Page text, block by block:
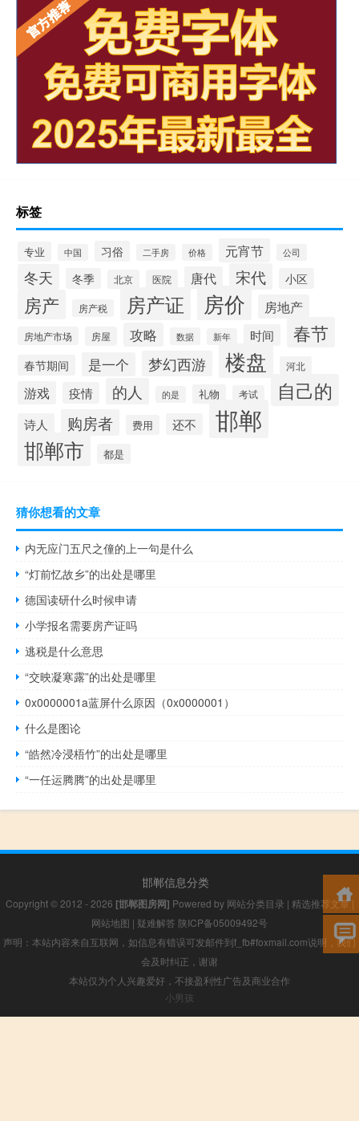
标签
专业 中国 习俗 二手房 价格 元宵节 公司
冬天 冬季 北京 医院 唐代 宋代 小区
房产 房产税 房产证 房价 房地产
房地产市场 房屋 攻略 数据 新年 时间 春节
春节期间 是一个 梦幻西游 楼盘 河北
游戏 疫情 的人 的是 礼物 考试 自己的
诗人 购房者 费用 还不 邯郸
邯郸市 都是
猜你想看的文章
内无应门五尺之僮的上一句是什么
“灯前忆故乡”的出处是哪里
德国读研什么时候申请
小学报名需要房产证吗
逃税是什么意思
“交映凝寒露”的出处是哪里
0x0000001a蓝屏什么原因（0x0000001）
什么是图论
“皓然冷浸梧竹”的出处是哪里
“一任运腾腾”的出处是哪里
邯郸信息分类
Copyright © 2012 - 2026 [邯郸图房网] Powered by 网站分类目录 | 精选推荐文章|
网站地图 | 疑难解答 陕ICP备05009492号
声明：本站内容来自互联网，如信息有错误可发邮件到f_fb#foxmail.com说明，我们
会及时纠正，谢谢
本站仅为个人兴趣爱好，不接盈利性广告及商业合作
小男孩